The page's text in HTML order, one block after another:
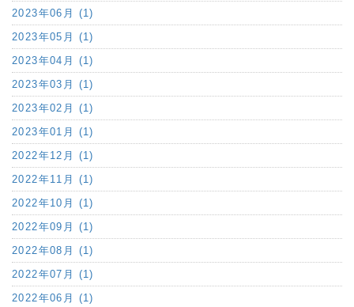
2023年06月 (1)
2023年05月 (1)
2023年04月 (1)
2023年03月 (1)
2023年02月 (1)
2023年01月 (1)
2022年12月 (1)
2022年11月 (1)
2022年10月 (1)
2022年09月 (1)
2022年08月 (1)
2022年07月 (1)
2022年06月 (1)